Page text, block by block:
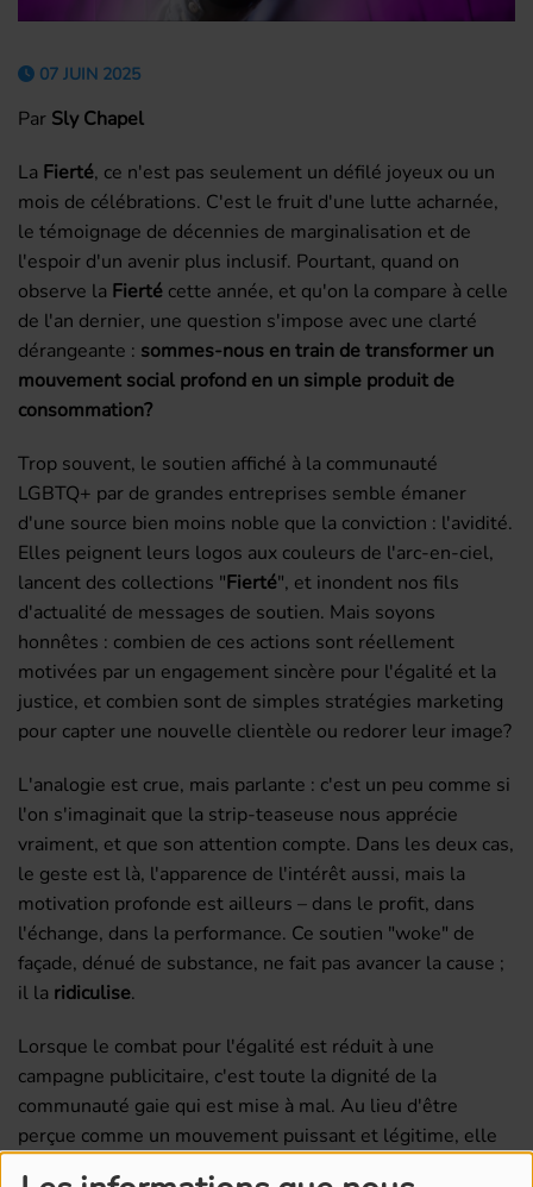
07 JUIN 2025
Par Sly Chapel
La Fierté, ce n'est pas seulement un défilé joyeux ou un
mois de célébrations. C'est le fruit d'une lutte acharnée,
le témoignage de décennies de marginalisation et de
l'espoir d'un avenir plus inclusif. Pourtant, quand on
observe la Fierté cette année, et qu'on la compare à celle
de l'an dernier, une question s'impose avec une clarté
dérangeante : sommes-nous en train de transformer un
mouvement social profond en un simple produit de
consommation?
Trop souvent, le soutien affiché à la communauté
LGBTQ+ par de grandes entreprises semble émaner
d'une source bien moins noble que la conviction : l'avidité.
Elles peignent leurs logos aux couleurs de l'arc-en-ciel,
lancent des collections "Fierté", et inondent nos fils
d'actualité de messages de soutien. Mais soyons
honnêtes : combien de ces actions sont réellement
motivées par un engagement sincère pour l'égalité et la
justice, et combien sont de simples stratégies marketing
pour capter une nouvelle clientèle ou redorer leur image?
L'analogie est crue, mais parlante : c'est un peu comme si
l'on s'imaginait que la strip-teaseuse nous apprécie
vraiment, et que son attention compte. Dans les deux cas,
le geste est là, l'apparence de l'intérêt aussi, mais la
motivation profonde est ailleurs – dans le profit, dans
l'échange, dans la performance. Ce soutien "woke" de
façade, dénué de substance, ne fait pas avancer la cause ;
il la ridiculise.
Lorsque le combat pour l'égalité est réduit à une
campagne publicitaire, c'est toute la dignité de la
communauté gaie qui est mise à mal. Au lieu d'être
perçue comme un mouvement puissant et légitime, elle